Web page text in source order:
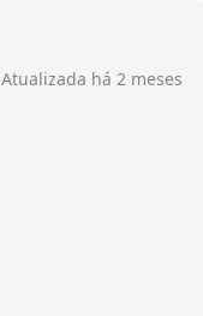
Atualizada há 2 meses